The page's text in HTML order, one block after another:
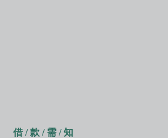
借 / 款 / 需 / 知